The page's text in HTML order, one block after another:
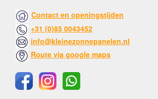
Contact en openingstijden
+31 (0)85 0043452
info@kleinezonnepanelen.nl
Route via google maps